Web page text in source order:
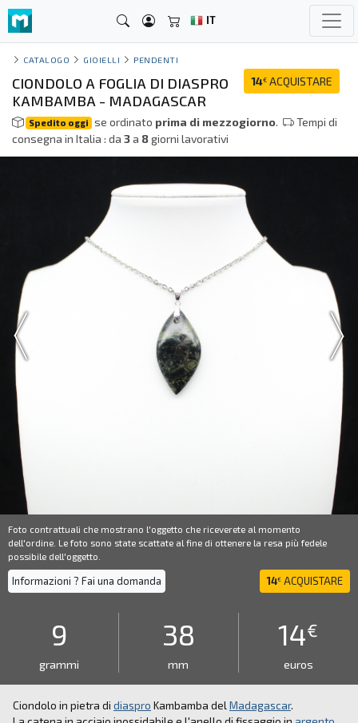
IT
CATALOGO GIOIELLI PENDENTI
14€ ACQUISTARE
CIONDOLO A FOGLIA DI DIASPRO
KAMBAMBA - MADAGASCAR
Spedito oggi se ordinato prima di mezzogiorno.
Tempi di
consegna in Italia : da 3a 8giorni lavorativi
Foto contrattuali che mostrano l'oggetto che riceverete al momento
dell'ordine. Le foto sono state scattate al fine di ottenere la resa più fedele
possibile dell'oggetto.
Informazioni ? Fai una domanda 14€ ACQUISTARE
9
grammi
38
mm
14€
euros
Ciondolo in pietra di diaspro Kambamba del Madagascar.